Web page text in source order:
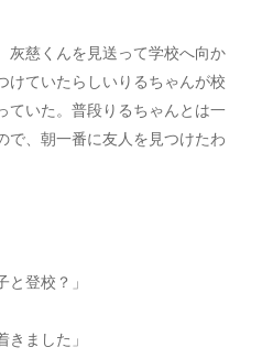
灰慈くんを見送って学校へ向か
けていたらしいりるちゃんが校
ていた。普段りるちゃんとは一
で、朝一番に友人を見つけたわ
と登校？」
きました」